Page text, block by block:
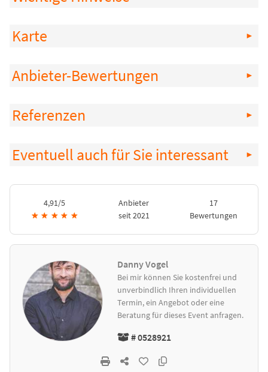
Karte
Anbieter-Bewertungen
Referenzen
Eventuell auch für Sie interessant
4,91/5
★ ★ ★ ★ ★
Anbieter
seit 2021
17
Bewertungen
Danny Vogel
Bei mir können Sie kostenfrei und
unverbindlich Ihren individuellen
Termin, ein Angebot oder eine
Beratung für dieses Event anfragen.
# 0528921